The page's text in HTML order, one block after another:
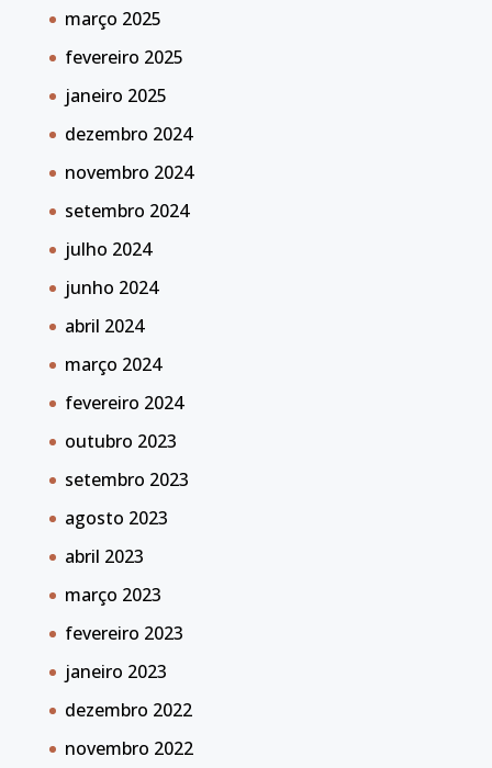
março 2025
fevereiro 2025
janeiro 2025
dezembro 2024
novembro 2024
setembro 2024
julho 2024
junho 2024
abril 2024
março 2024
fevereiro 2024
outubro 2023
setembro 2023
agosto 2023
abril 2023
março 2023
fevereiro 2023
janeiro 2023
dezembro 2022
novembro 2022